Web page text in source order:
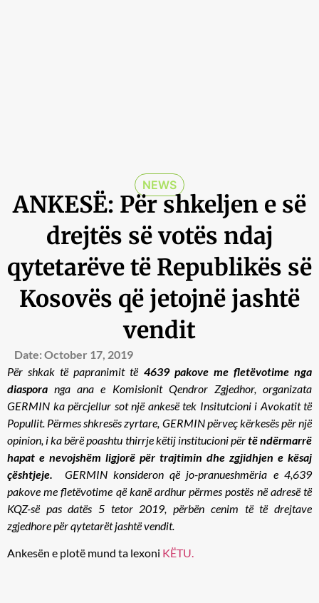
NEWS
ANKESË: Për shkeljen e së
drejtës së votës ndaj
qytetarëve të Republikës së
Kosovës që jetojnë jashtë
vendit
Date: October 17, 2019
Për shkak të papranimit të 4639 pakove me fletëvotime nga
diaspora nga ana e Komisionit Qendror Zgjedhor, organizata
GERMIN ka përcjellur sot një ankesë tek Insitutcioni i Avokatit të
Popullit. Përmes shkresës zyrtare, GERMIN përveç kërkesës për një
opinion, i ka bërë poashtu thirrje këtij institucioni përtë ndërmarrë
hapat e nevojshëm ligjorë për trajtimin dhe zgjidhjen e kësaj
çështjeje.
GERMIN konsideron që jo-pranueshmëria e 4,639
pakove me fletëvotime që kanë ardhur përmes postës në adresë të
KQZ-së pas datës 5 tetor 2019, përbën cenim të të drejtave
zgjedhore për qytetarët jashtë vendit.
Ankesën e plotë mund ta lexoni KËTU.